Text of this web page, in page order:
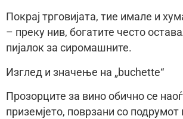
Покрај трговијата, тие имале и
– преку нив, богатите често
пијалок за сиромашните.
Изглед и значење на „buchette“
Прозорците за вино обично се
приземјето, поврзани со подрумот